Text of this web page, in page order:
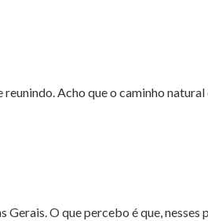
reunindo. Acho que o caminho
Gerais. O que percebo é que,